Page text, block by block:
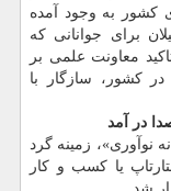
كشور به وجود آمده
برای جوانانی كه
معاونت علمی بر
كشور، سازگار با
در آمد
نوآوری»، زمینه گرد
یا كسب و كار
شد.